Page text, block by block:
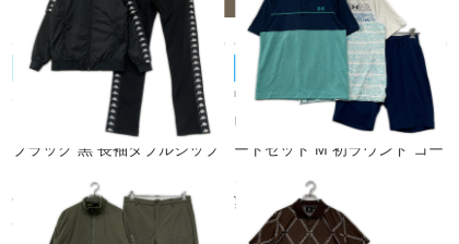
Kappa/カッパ
未使用品 メンズ カッパゴルフ
KAPPA GOLF セットアップ M
ブラック 黒 長袖ダブルジップ
WAY
¥11,000
UNDER ARMOUR/アンダーアーマー
中古 メンズ アンダーアーマー
UNDER ARMOUR コーディネ
ートセット M 初ラウンド コー
¥7,700 税込